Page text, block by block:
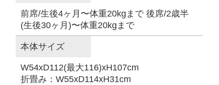
前席/生後4ヶ月〜体重20kgまで 後席/2歳半
(生後30ヶ月)〜体重20kgまで
本体サイズ
W54xD112(最大116)xH107cm
折畳み：W55xD114xH31cm